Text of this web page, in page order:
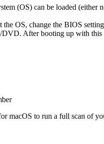
(OS) can be loaded (either
the OS, change the BIOS
After booting up with this
macOS to run a full scan of